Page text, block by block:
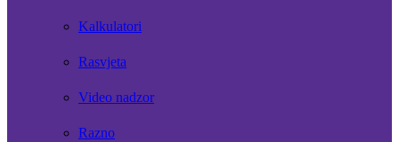
Kalkulatori
Rasvjeta
Video nadzor
Razno